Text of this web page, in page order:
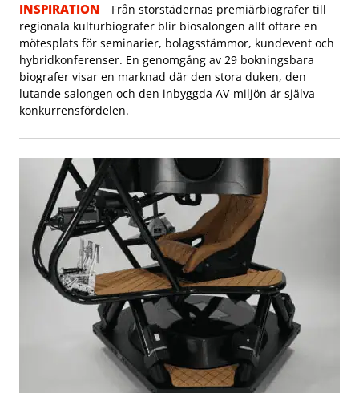
INSPIRATION
Från storstädernas premiärbiografer till
regionala kulturbiografer blir biosalongen allt oftare en
mötesplats för seminarier, bolagsstämmor, kundevent och
hybridkonferenser. En genomgång av 29 bokningsbara
biografer visar en marknad där den stora duken, den
lutande salongen och den inbyggda AV-miljön är själva
konkurrensfördelen.